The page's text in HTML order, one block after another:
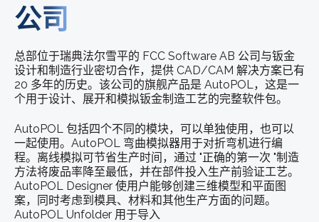
公司
总部位于瑞典法尔雪平的 FCC Software AB 公司与钣金
设计和制造行业密切合作，提供 CAD/CAM 解决方案已有
20 多年的历史。该公司的旗舰产品是 AutoPOL，这是一
个用于设计、展开和模拟钣金制造工艺的完整软件包。
AutoPOL 包括四个不同的模块，可以单独使用，也可以
一起使用。AutoPOL 弯曲模拟器用于对折弯机进行编
程。离线模拟可节省生产时间，通过 "正确的第一次 "制造
方法将废品率降至最低，并在部件投入生产前验证工艺。
AutoPOL Designer 使用户能够创建三维模型和平面图
案，同时考虑到模具、材料和其他生产方面的问题。
AutoPOL Unfolder 用于导入